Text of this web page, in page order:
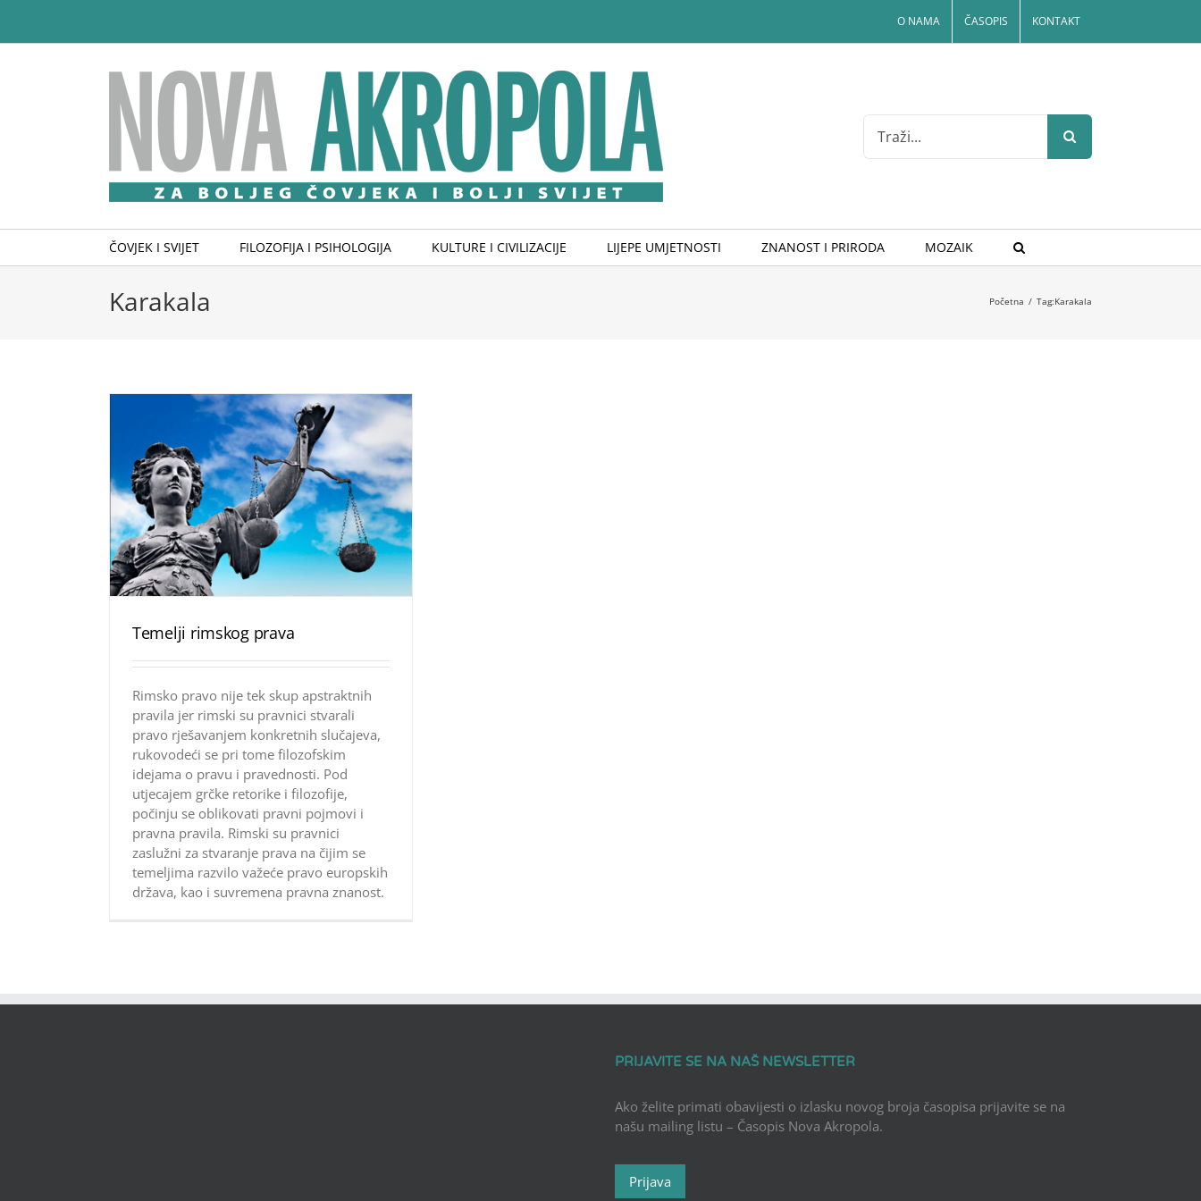
content
O NAMA ČASOPIS KONTAKT
Search
for:
ČOVJEK I SVIJET FILOZOFIJA I PSIHOLOGIJA KULTURE I CIVILIZACIJE LIJEPE UMJETNOSTI ZNANOST I PRIRODA MOZAIK
Karakala Početna / Tag:Karakala
Temelji rimskog prava
Rimsko pravo nije tek skup apstraktnih
pravila jer rimski su pravnici stvarali
pravo rješavanjem konkretnih slučajeva,
rukovodeći se pri tome filozofskim
idejama o pravu i pravednosti. Pod
utjecajem grčke retorike i filozofije,
počinju se oblikovati pravni pojmovi i
pravna pravila. Rimski su pravnici
zaslužni za stvaranje prava na čijim se
temeljima razvilo važeće pravo europskih
država, kao i suvremena pravna znanost.
PRIJAVITE SE NA NAŠ NEWSLETTER
Ako želite primati obavijesti o izlasku novog broja časopisa prijavite se na
našu mailing listu – Časopis Nova Akropola.
Prijava